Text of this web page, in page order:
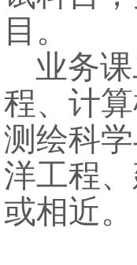
目。
业务
程、计
测绘科
洋工程
或相近。